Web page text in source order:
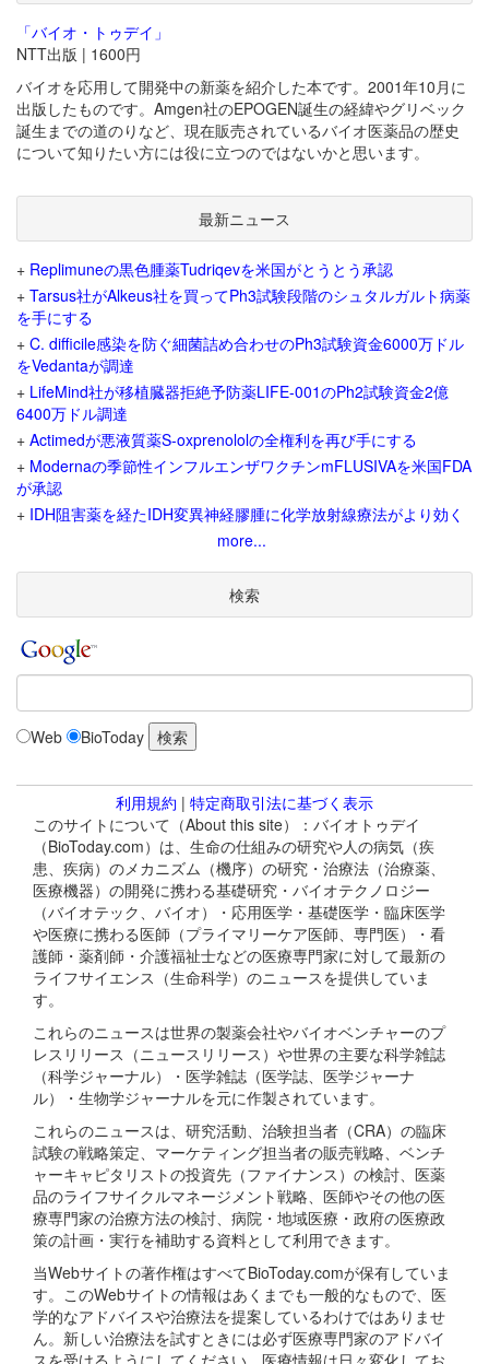
「バイオ・トゥデイ」
NTT出版 | 1600円
バイオを応用して開発中の新薬を紹介した本です。2001年10月に
出版したものです。Amgen社のEPOGEN誕生の経緯やグリベック
誕生までの道のりなど、現在販売されているバイオ医薬品の歴史
について知りたい方には役に立つのではないかと思います。
最新ニュース
+ Replimuneの黒色腫薬Tudriqevを米国がとうとう承認
+ Tarsus社がAlkeus社を買ってPh3試験段階のシュタルガルト病薬
を手にする
+ C. difficile感染を防ぐ細菌詰め合わせのPh3試験資金6000万ドル
をVedantaが調達
+ LifeMind社が移植臓器拒絶予防薬LIFE-001のPh2試験資金2億
6400万ドル調達
+ Actimedが悪液質薬S-oxprenololの全権利を再び手にする
+ Modernaの季節性インフルエンザワクチンmFLUSIVAを米国FDA
が承認
+ IDH阻害薬を経たIDH変異神経膠腫に化学放射線療法がより効く
more...
検索
Web BioToday
利用規約 | 特定商取引法に基づく表示
このサイトについて（About this site）：バイオトゥデイ
（BioToday.com）は、生命の仕組みの研究や人の病気（疾
患、疾病）のメカニズム（機序）の研究・治療法（治療薬、
医療機器）の開発に携わる基礎研究・バイオテクノロジー
（バイオテック、バイオ）・応用医学・基礎医学・臨床医学
や医療に携わる医師（プライマリーケア医師、専門医）・看
護師・薬剤師・介護福祉士などの医療専門家に対して最新の
ライフサイエンス（生命科学）のニュースを提供していま
す。
これらのニュースは世界の製薬会社やバイオベンチャーのプ
レスリリース（ニュースリリース）や世界の主要な科学雑誌
（科学ジャーナル）・医学雑誌（医学誌、医学ジャーナ
ル）・生物学ジャーナルを元に作製されています。
これらのニュースは、研究活動、治験担当者（CRA）の臨床
試験の戦略策定、マーケティング担当者の販売戦略、ベンチ
ャーキャピタリストの投資先（ファイナンス）の検討、医薬
品のライフサイクルマネージメント戦略、医師やその他の医
療専門家の治療方法の検討、病院・地域医療・政府の医療政
策の計画・実行を補助する資料として利用できます。
当Webサイトの著作権はすべてBioToday.comが保有していま
す。このWebサイトの情報はあくまでも一般的なもので、医
学的なアドバイスや治療法を提案しているわけではありませ
ん。新しい治療法を試すときには必ず医療専門家のアドバイ